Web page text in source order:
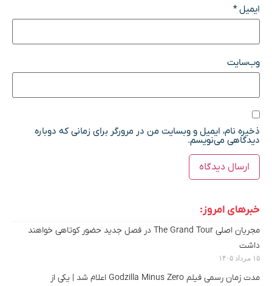
ایمیل*
وب‌سایت
ذخیره نام، ایمیل و وبسایت من در مرورگر برای زمانی که دوباره
دیدگاهی می‌نویسم.
خبرهای امروز:
مجریان اصلی The Grand Tour در فصل جدید حضور کوتاهی خواهند
داشت
۱۵ مرداد ۱۴۰۵
مدت‌ زمان رسمی فیلم Godzilla Minus Zero اعلام شد |‌ یکی از